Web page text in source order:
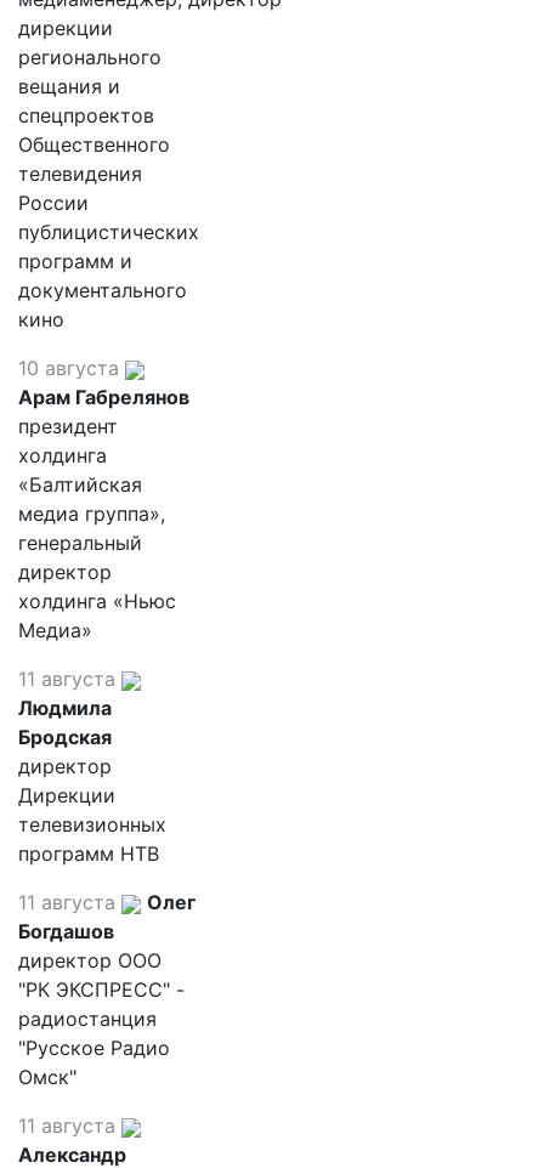
дирекции
регионального
вещания и
спецпроектов
Общественного
телевидения
России
публицистических
программ и
документального
кино
10 августа
Арам Габрелянов
президент
холдинга
«Балтийская
медиа группа»,
генеральный
директор
холдинга «Ньюс
Медиа»
11 августа
Людмила
Бродская
директор
Дирекции
телевизионных
программ НТВ
11 августа
Олег
Богдашов
директор ООО
"РК ЭКСПРЕСС" -
радиостанция
"Русское Радио
Омск"
11 августа
Александр